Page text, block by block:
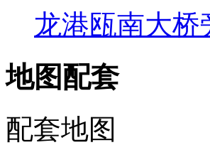
龙港瓯南大桥
地图配套
配套地图